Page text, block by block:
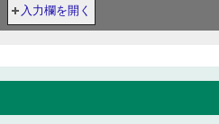
入力欄を開く